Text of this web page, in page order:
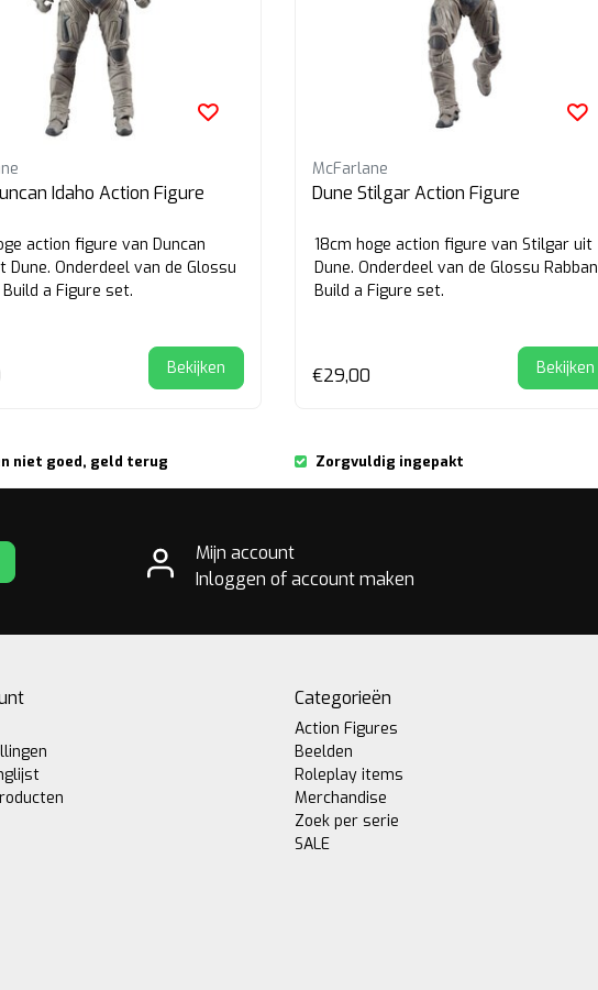
Idaho Action Figure
action figure van Duncan
Dune. Onderdeel van de Glossu
Build a Figure set.
Bekijken
McFarlane
Dune Stilgar Action Figure
18cm hoge action figure van Stilgar uit
Dune. Onderdeel van de Glossu Rabban
Build a Figure set.
€29,00 Bekijken
niet goed, geld terug Zorgvuldig ingepakt
Mijn account
Inloggen of account maken
Categorieën
Action Figures
Beelden
Roleplay items
Merchandise
Zoek per serie
SALE